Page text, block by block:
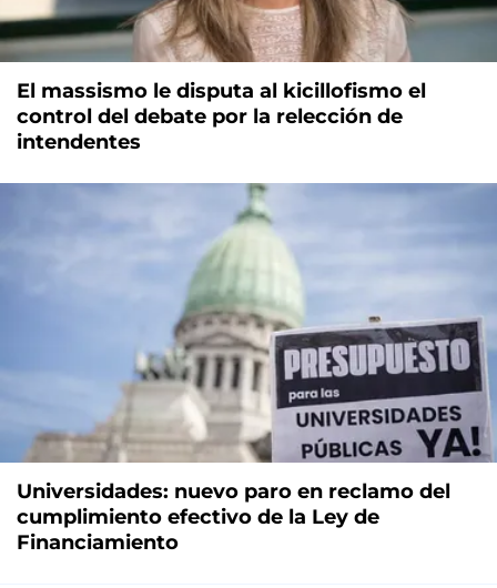
El massismo le disputa al kicillofismo el
control del debate por la relección de
intendentes
Universidades: nuevo paro en reclamo del
cumplimiento efectivo de la Ley de
Financiamiento